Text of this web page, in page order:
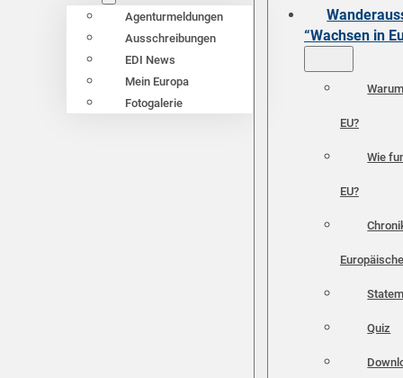
Agenturmeldungen
Ausschreibungen
EDI News
Mein Europa
Fotogalerie
“Wachsen in
EU?
Wie
EU?
Quiz